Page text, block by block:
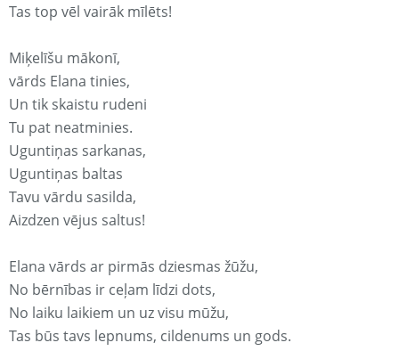
Tas top vēl vairāk mīlēts!
Miķelīšu mākonī,
vārds Elana tinies,
Un tik skaistu rudeni
Tu pat neatminies.
Uguntiņas sarkanas,
Uguntiņas baltas
Tavu vārdu sasilda,
Aizdzen vējus saltus!
Elana vārds ar pirmās dziesmas žūžu,
No bērnības ir ceļam līdzi dots,
No laiku laikiem un uz visu mūžu,
Tas būs tavs lepnums, cildenums un gods.